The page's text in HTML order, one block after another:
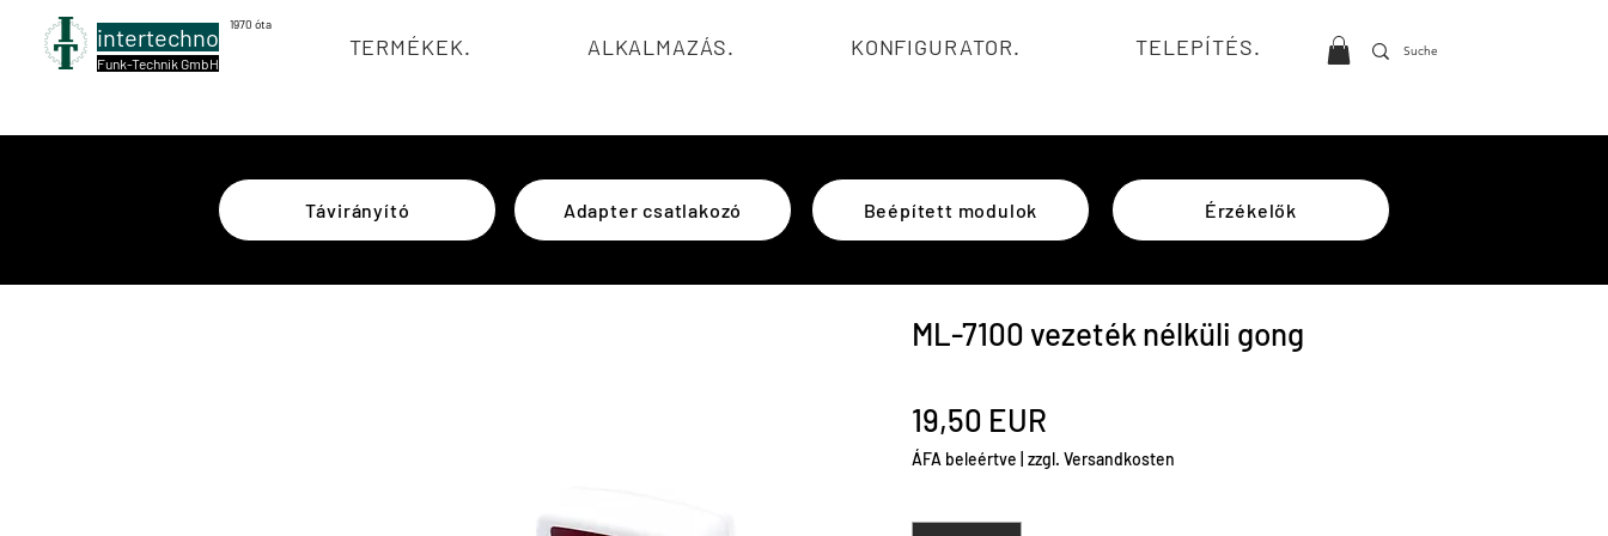
intertechno
Funk-Technik GmbH
1970 óta
TERMÉKEK. ALKALMAZÁS. KONFIGURATOR. TELEPÍTÉS.
Távirányító Adapter csatlakozó Beépített modulok Érzékelők
ML-7100 vezeték nélküli gong
19,50 EUR
ÁFA beleértve zzgl. Versandkosten